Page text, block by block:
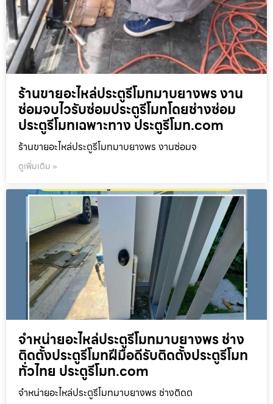
ร้านขายอะไหล่ประตูรีโมทมาบยางพร งาน
ซ่อมจบไวรับซ่อมประตูรีโมทโดยช่างซ่อม
ประตูรีโมทเฉพาะทาง ประตูรีโมท.com
ร้านขายอะไหล่ประตูรีโมทมาบยางพร งานซ่อมจ
ดูเพิ่มเติม »
จำหน่ายอะไหล่ประตูรีโมทมาบยางพร ช่าง
ติดตั้งประตูรีโมทฝีมือดีรับติดตั้งประตูรีโมท
ทั่วไทย ประตูรีโมท.com
จำหน่ายอะไหล่ประตูรีโมทมาบยางพร ช่างติดต